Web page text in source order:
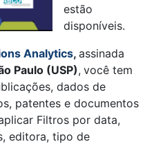
estão
disponíveis.
Analytics, assinada
Paulo (USP), você tem
dados de
patentes e documentos
Filtros por data,
editora, tipo de